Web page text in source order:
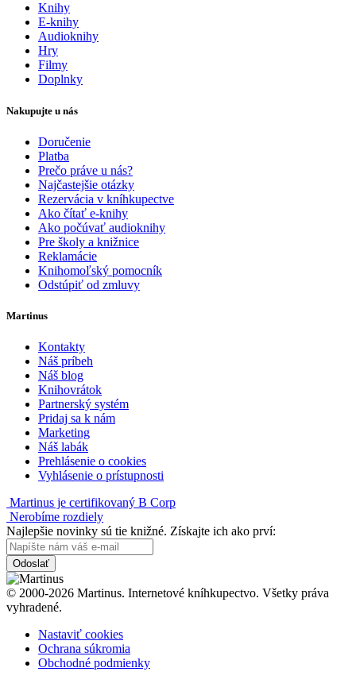
Knihy
E-knihy
Audioknihy
Hry
Filmy
Doplnky
Nakupujte u nás
Doručenie
Platba
Prečo práve u nás?
Najčastejšie otázky
Rezervácia v kníhkupectve
Ako čítať e-knihy
Ako počúvať audioknihy
Pre školy a knižnice
Reklamácie
Knihomoľský pomocník
Odstúpiť od zmluvy
Martinus
Kontakty
Náš príbeh
Náš blog
Knihovrátok
Partnerský systém
Pridaj sa k nám
Marketing
Náš labák
Prehlásenie o cookies
Vyhlásenie o prístupnosti
Martinus je certifikovaný B Corp
Nerobíme rozdiely
Najlepšie novinky sú tie knižné. Získajte ich ako prví:
Odoslať
© 2000-2026 Martinus. Internetové kníhkupectvo. Všetky práva
vyhradené.
Nastaviť cookies
Ochrana súkromia
Obchodné podmienky